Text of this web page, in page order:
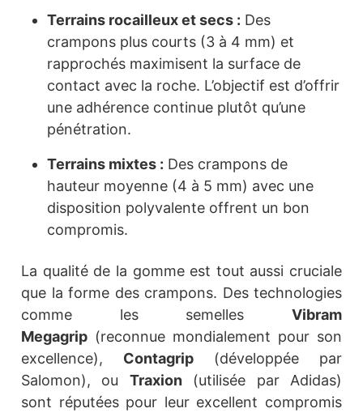
Terrains rocailleux et secs : Des
crampons plus courts (3 à 4 mm) et
rapprochés maximisent la surface de
contact avec la roche. L’objectif est d’offrir
une adhérence continue plutôt qu’une
pénétration.
Terrains mixtes : Des crampons de
hauteur moyenne (4 à 5 mm) avec une
disposition polyvalente offrent un bon
compromis.
La qualité de la gomme est tout aussi cruciale
que la forme des crampons. Des technologies
comme les semelles Vibram
Megagrip (reconnue mondialement pour son
excellence), Contagrip (développée par
Salomon), ou Traxion(utilisée par Adidas)
sont réputées pour leur excellent compromis